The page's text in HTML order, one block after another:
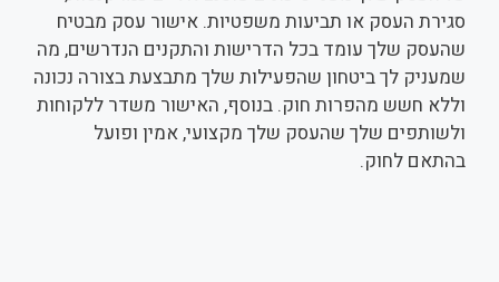
סגירת העסק או תביעות משפטיות. אישור עסק מבטיח
שהעסק שלך עומד בכל הדרישות והתקנים הנדרשים, מה
שמעניק לך ביטחון שהפעילות שלך מתבצעת בצורה נכונה
וללא חשש מהפרות חוק. בנוסף, האישור משדר ללקוחות
ולשותפים שלך שהעסק שלך מקצועי, אמין ופועל
בהתאם לחוק.